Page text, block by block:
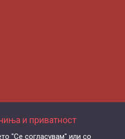
и приватност
"Се согласувам" или со